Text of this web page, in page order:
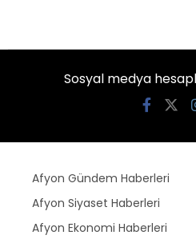
Sosyal medya
Afyon Gündem Haberleri
Afyon Siyaset Haberleri
Afyon Ekonomi Haberleri